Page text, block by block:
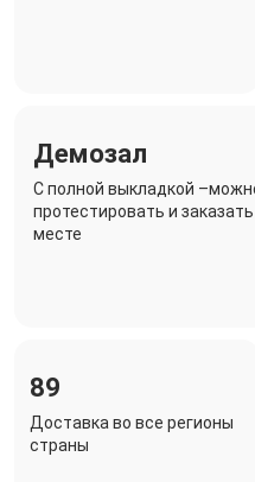
Демозал
C полной выкладкой
протестировать и
месте
89
Доставка во все регионы
страны